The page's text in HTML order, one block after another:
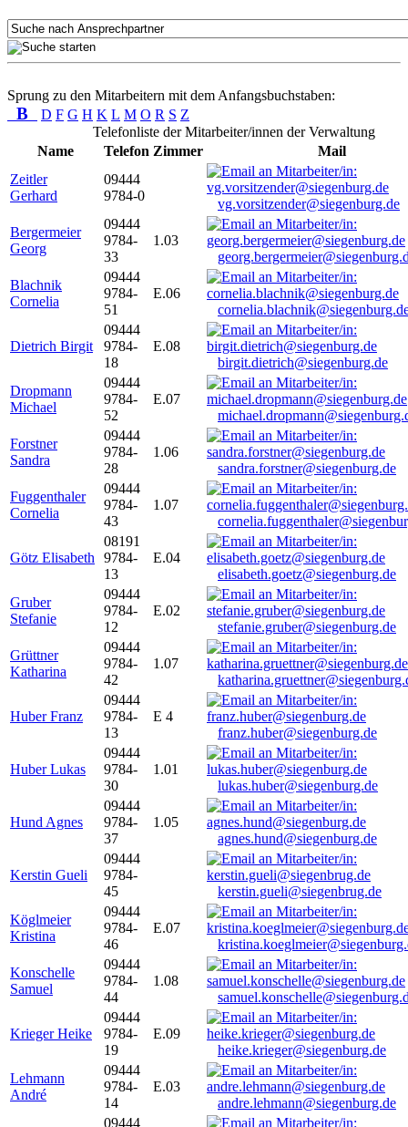
Sprung zu den Mitarbeitern mit dem Anfangsbuchstaben:
B D F G H K L M O R S Z
Telefonliste der Mitarbeiter/innen der Verwaltung
Name
Telefon Zimmer
Mail
Zeitler
Gerhard
09444
9784-0
vg.vorsitzender@siegenburg.de
Bergermeier
Georg
09444
9784-
33
1.03
Blachnik
Cornelia
09444
9784-
51
E.06
Dietrich Birgit
09444
9784-
18
E.08
birgit.dietrich@siegenburg.de
Dropmann
Michael
09444
9784-
52
E.07
Forstner
Sandra
09444
9784-
28
1.06
sandra.forstner@siegenburg.de
Fuggenthaler
Cornelia
09444
9784-
43
1.07
Götz Elisabeth
08191
9784-
13
E.04
elisabeth.goetz@siegenburg.de
Gruber
Stefanie
09444
9784-
12
E.02
stefanie.gruber@siegenburg.de
Grüttner
Katharina
09444
9784-
42
1.07
Huber Franz
09444
9784-
13
E 4
franz.huber@siegenburg.de
Huber Lukas
09444
9784-
30
1.01
lukas.huber@siegenburg.de
Hund Agnes
09444
9784-
37
1.05
agnes.hund@siegenburg.de
Kerstin Gueli
09444
9784-
45
kerstin.gueli@siegenbrug.de
Köglmeier
Kristina
09444
9784-
46
E.07
Konschelle
Samuel
09444
9784-
44
1.08
Krieger Heike
09444
9784-
19
E.09
heike.krieger@siegenburg.de
Lehmann
André
09444
9784-
14
E.03
andre.lehmann@siegenburg.de
09444